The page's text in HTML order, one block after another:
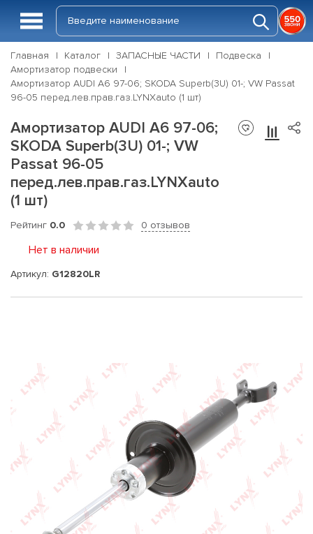
Главная Каталог ЗАПАСНЫЕ ЧАСТИ
Подвеска
Амортизатор подвески
Амортизатор AUDI A6 97-06; SKODA Superb(3U) 01-; VW Passat
96-05 перед.лев.прав.газ.LYNXauto (1 шт)
Амортизатор AUDI A6 97-06;
SKODA Superb(3U) 01-; VW
Passat 96-05
перед.лев.прав.газ.LYNXauto
(1 шт)
Рейтинг 0.0 0 отзывов
Нет в наличии
Артикул: G12820LR